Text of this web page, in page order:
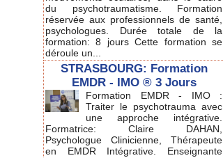
du psychotraumatisme. Formation
réservée aux professionnels de santé,
psychologues. Durée totale de la
formation: 8 jours Cette formation se
déroule un...
STRASBOURG: Formation
EMDR - IMO ® 3 Jours
Formation EMDR - IMO :
Traiter le psychotrauma avec
une approche intégrative.
Formatrice: Claire DAHAN,
Psychologue Clinicienne, Thérapeute
en EMDR Intégrative. Enseignante